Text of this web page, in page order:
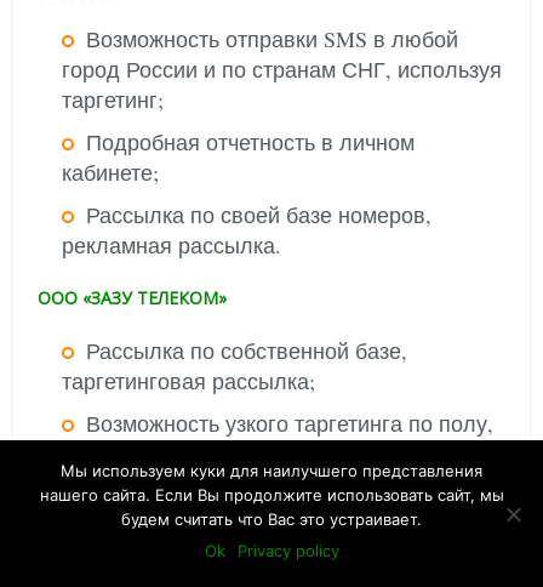
Возможность отправки SMS в любой
город России и по странам СНГ, используя
таргетинг;
Подробная отчетность в личном
кабинете;
Рассылка по своей базе номеров,
рекламная рассылка.
ООО «ЗАЗУ ТЕЛЕКОМ»
Рассылка по собственной базе,
таргетинговая рассылка;
Возможность узкого таргетинга по полу,
операторам, расходам на мобильную
связь и интересам;
Юридическая поддержка клиентов;
Мы используем куки для наилучшего представления
нашего сайта. Если Вы продолжите использовать сайт, мы
будем считать что Вас это устраивает.
Ok
Privacy policy